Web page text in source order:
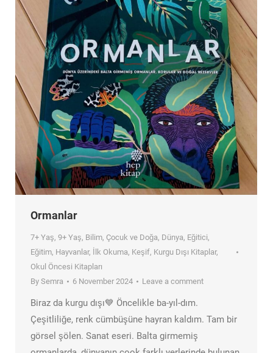
Ormanlar
7+ Yaş, 9+ Yaş, Bilim, Çocuk ve Doğa, Dünya, Eğitici,
Eğitim, Hayvanlar, İlk Okuma, Keşif, Kurgu Dışı Kitaplar,
Okul Öncesi Kitapları
By Semra 6 November 2024 Leave a comment
Biraz da kurgu dışı💙 Öncelikle ba-yıl-dım.
Çeşitliliğe, renk cümbüşüne hayran kaldım. Tam bir
görsel şölen. Sanat eseri. Balta girmemiş